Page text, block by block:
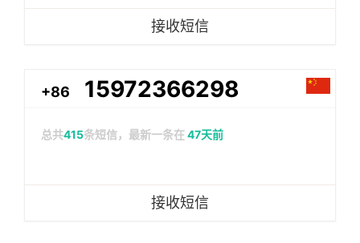
接收短信
+86 15972366298
总共415条短信，最新一条在47天前
接收短信